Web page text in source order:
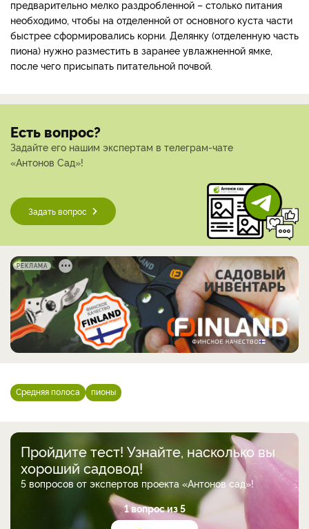
предварительно мелко раздробленной – столько питания
необходимо, чтобы на отделенной от основного куста части
быстрее сформировались корни. Делянку (отделенную часть
пиона) нужно разместить в заранее увлажненной ямке,
после чего присыпать питательной почвой.
Есть вопрос?
Задайте его нашим экспертам в телеграм-чате
«Антонов Сад»!
Задать вопрос
РЕКЛАМА
Средняя полоса пионы
Пройдите тест! Узнайте, насколько вы
хороший садовод!
5 вопросов от экспертов проекта «Антонов сад»!
1 вопрос из 5